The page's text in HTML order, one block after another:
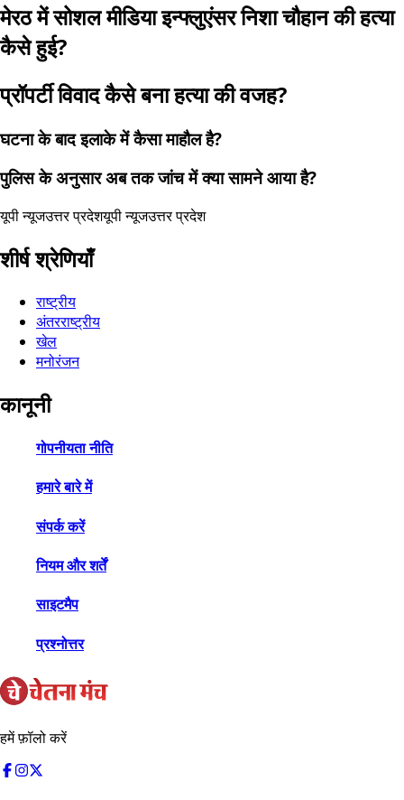
मेरठ में सोशल मीडिया इन्फ्लुएंसर निशा चौहान की हत्या
कैसे हुई?
प्रॉपर्टी विवाद कैसे बना हत्या की वजह?
घटना के बाद इलाके में कैसा माहौल है?
पुलिस के अनुसार अब तक जांच में क्या सामने आया है?
यूपी न्यूजउत्तर प्रदेशयूपी न्यूजउत्तर प्रदेश
शीर्ष श्रेणियाँ
राष्ट्रीय
अंतरराष्ट्रीय
खेल
मनोरंजन
कानूनी
गोपनीयता नीति
हमारे बारे में
संपर्क करें
नियम और शर्तें
साइटमैप
प्रश्नोत्तर
हमें फ़ॉलो करें